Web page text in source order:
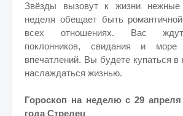
Звёзды вызовут к жизни
неделя обещает быть
всех отношениях. Вас ждут
поклонников, свидания и море
впечатлений. Вы будете купаться в
наслаждаться жизнью.
Гороскоп на неделю с 29
года Стрелец